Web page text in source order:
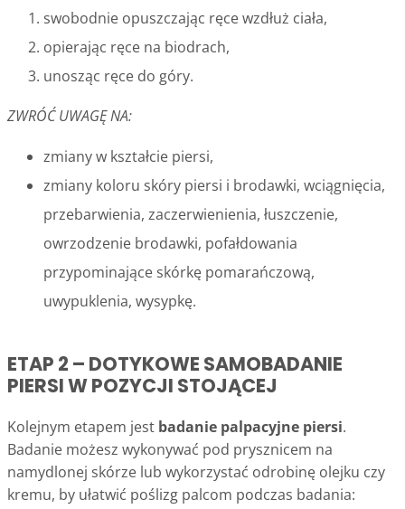
swobodnie opuszczając ręce wzdłuż ciała,
opierając ręce na biodrach,
unosząc ręce do góry.
ZWRÓĆ UWAGĘ NA:
zmiany w kształcie piersi,
zmiany koloru skóry piersi i brodawki, wciągnięcia,
przebarwienia, zaczerwienienia, łuszczenie,
owrzodzenie brodawki, pofałdowania
przypominające skórkę pomarańczową,
uwypuklenia, wysypkę.
ETAP 2 – DOTYKOWE SAMOBADANIE
PIERSI W POZYCJI STOJĄCEJ
Kolejnym etapem jest badanie palpacyjne piersi.
Badanie możesz wykonywać pod prysznicem na
namydlonej skórze lub wykorzystać odrobinę olejku czy
kremu, by ułatwić poślizg palcom podczas badania: